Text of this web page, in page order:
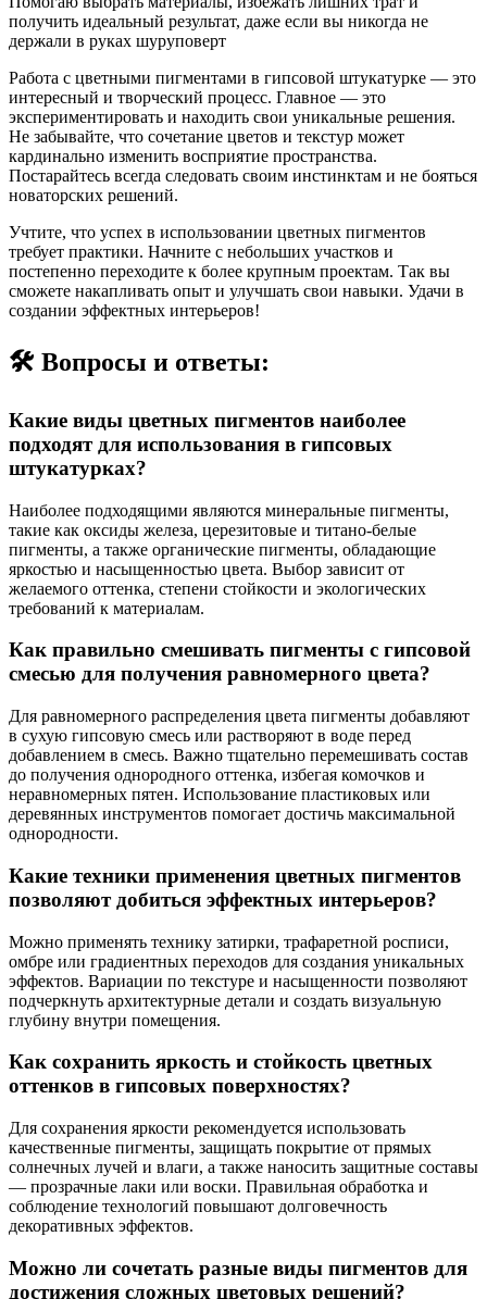
получить идеальный результат, даже если вы никогда не
держали в руках шуруповерт
Работа с цветными пигментами в гипсовой штукатурке — это
интересный и творческий процесс. Главное — это
экспериментировать и находить свои уникальные решения.
Не забывайте, что сочетание цветов и текстур может
кардинально изменить восприятие пространства.
Постарайтесь всегда следовать своим инстинктам и не бояться
новаторских решений.
Учтите, что успех в использовании цветных пигментов
требует практики. Начните с небольших участков и
постепенно переходите к более крупным проектам. Так вы
сможете накапливать опыт и улучшать свои навыки. Удачи в
создании эффектных интерьеров!
🛠️ Вопросы и ответы:
Какие виды цветных пигментов наиболее
подходят для использования в гипсовых
штукатурках?
Наиболее подходящими являются минеральные пигменты,
такие как оксиды железа, церезитовые и титано-белые
пигменты, а также органические пигменты, обладающие
яркостью и насыщенностью цвета. Выбор зависит от
желаемого оттенка, степени стойкости и экологических
требований к материалам.
Как правильно смешивать пигменты с гипсовой
смесью для получения равномерного цвета?
Для равномерного распределения цвета пигменты добавляют
в сухую гипсовую смесь или растворяют в воде перед
добавлением в смесь. Важно тщательно перемешивать состав
до получения однородного оттенка, избегая комочков и
неравномерных пятен. Использование пластиковых или
деревянных инструментов помогает достичь максимальной
однородности.
Какие техники применения цветных пигментов
позволяют добиться эффектных интерьеров?
Можно применять технику затирки, трафаретной росписи,
омбре или градиентных переходов для создания уникальных
эффектов. Вариации по текстуре и насыщенности позволяют
подчеркнуть архитектурные детали и создать визуальную
глубину внутри помещения.
Как сохранить яркость и стойкость цветных
оттенков в гипсовых поверхностях?
Для сохранения яркости рекомендуется использовать
качественные пигменты, защищать покрытие от прямых
солнечных лучей и влаги, а также наносить защитные составы
— прозрачные лаки или воски. Правильная обработка и
соблюдение технологий повышают долговечность
декоративных эффектов.
Можно ли сочетать разные виды пигментов для
достижения сложных цветовых решений?